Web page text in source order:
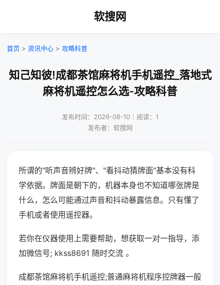
软搜网
首页 > 资讯中心 > 攻略科普
知己知彼!成都茶馆麻将机手机遥控_落地式
麻将机遥控怎么选-攻略科普
发布时间：2026-08-10｜阅读：1
发布者：软搜网
所谓的"听声音辨好牌"、"看抖动猜牌面"基本没有科
学依据。牌面是朝下的，机器本身也不知道哪张牌是
什么，怎么可能通过声音和抖动暴露信息。只有懂了
手机或者使用遥控器。
若你在仪器使用上需要帮助，想获取一对一指导，添
加微信号; kkss8691 随时交流 。
成都茶馆麻将机手机遥控;普通麻将机程序控牌器一般